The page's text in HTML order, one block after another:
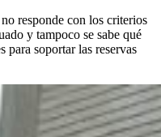
responde con los criterios
y tampoco se sabe qué
para soportar las reservas